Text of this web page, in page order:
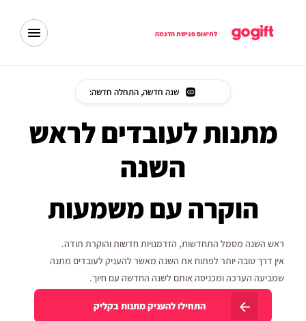
לתיאום פגישת הדגמה
שנה חדשה, התחלה חדשה:
מתנות לעובדים לראש
השנה
הוקרה עם משמעות
ראש השנה מסמל התחדשות, הזדמנויות חדשות והוקרת תודה.
אין דרך טובה יותר לפתוח את השנה מאשר להעניק לעובדים מתנה
שמביעה הערכה ומכניסה אותם לשנה החדשה עם חיוך.
התחילו להעניק מתנות בקליק